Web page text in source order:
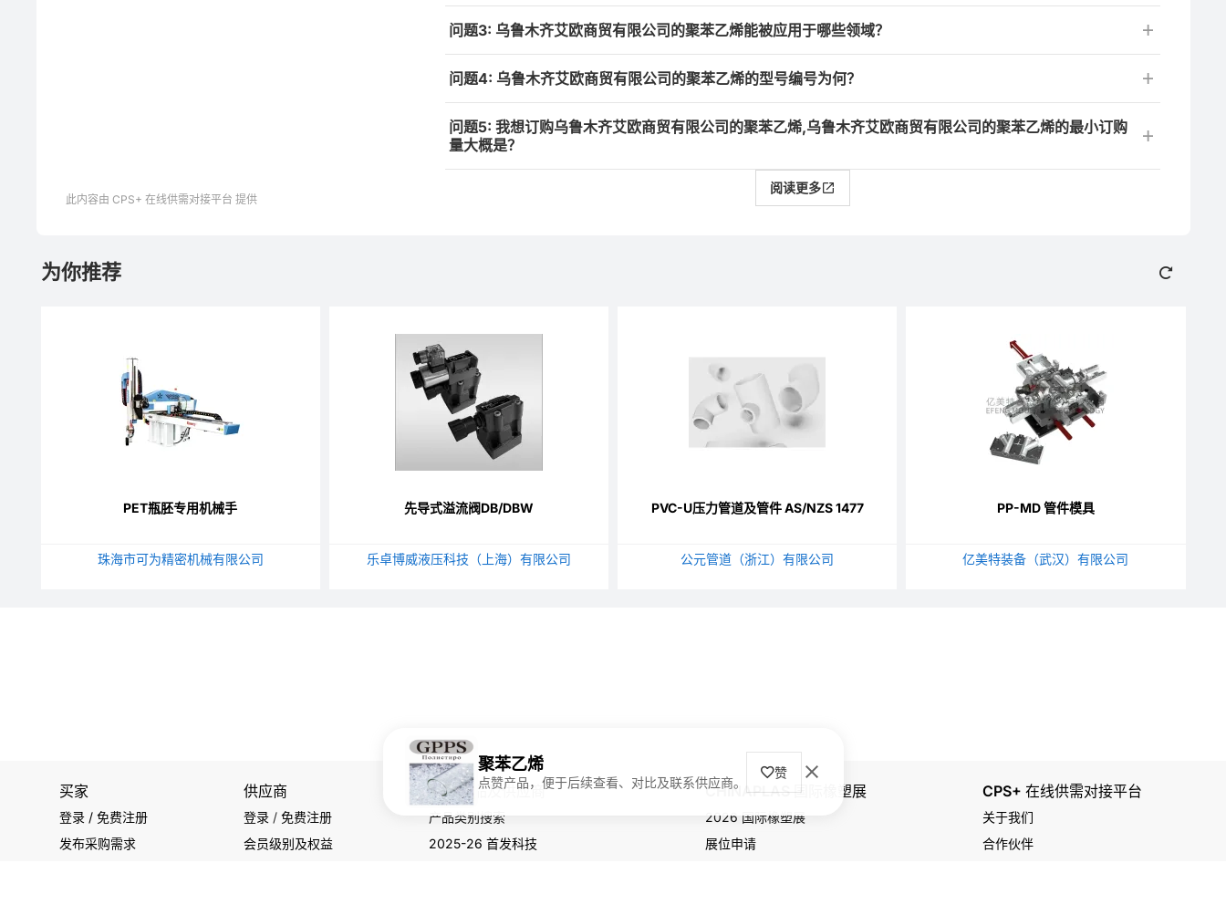
问题3: 乌鲁木齐艾欧商贸有限公司的聚苯乙烯能被应用于哪些领域？
问题4: 乌鲁木齐艾欧商贸有限公司的聚苯乙烯的型号编号为何？
问题5: 我想订购乌鲁木齐艾欧商贸有限公司的聚苯乙烯,乌鲁木齐艾欧商贸有限公司的聚苯乙烯的最小订购
量大概是？
阅读更多
此内容由 CPS+ 在线供需对接平台 提供
聚苯乙烯
点赞产品，便于后续查看、对比及联系供应商。
赞
为你推荐
PET瓶胚专用机械手
珠海市可为精密机械有限公司
先导式溢流阀DB/DBW
乐卓博威液压科技（上海）有限公司
PVC-U压力管道及管件 AS/NZS 1477
公元管道（浙江）有限公司
PP-MD 管件模具
亿美特装备（武汉）有限公司
买家
登录 / 免费注册
发布采购需求
供应商
登录 /免费注册
会员级别及权益
寻找产品及供应商
产品类别搜索
2025-26 首发科技
CHINAPLAS 国际橡塑展
2026 国际橡塑展
展位申请
CPS+ 在线供需对接平台
关于我们
合作伙伴